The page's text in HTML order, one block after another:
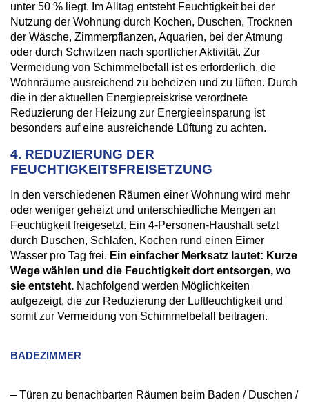
unter 50 % liegt. Im Alltag entsteht Feuchtigkeit bei der
Nutzung der Wohnung durch Kochen, Duschen, Trocknen
der Wäsche, Zimmerpflanzen, Aquarien, bei der Atmung
oder durch Schwitzen nach sportlicher Aktivität. Zur
Vermeidung von Schimmelbefall ist es erforderlich, die
Wohnräume ausreichend zu beheizen und zu lüften. Durch
die in der aktuellen Energiepreiskrise verordnete
Reduzierung der Heizung zur Energieeinsparung ist
besonders auf eine ausreichende Lüftung zu achten.
4. REDUZIERUNG DER
FEUCHTIGKEITSFREISETZUNG
In den verschiedenen Räumen einer Wohnung wird mehr
oder weniger geheizt und unterschiedliche Mengen an
Feuchtigkeit freigesetzt. Ein 4-Personen-Haushalt setzt
durch Duschen, Schlafen, Kochen rund einen Eimer
Wasser pro Tag frei. Ein einfacher Merksatz lautet: Kurze
Wege wählen und die Feuchtigkeit dort entsorgen, wo
sie entsteht. Nachfolgend werden Möglichkeiten
aufgezeigt, die zur Reduzierung der Luftfeuchtigkeit und
somit zur Vermeidung von Schimmelbefall beitragen.
BADEZIMMER
– Türen zu benachbarten Räumen beim Baden / Duschen /